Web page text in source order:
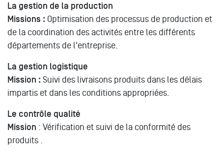
La gestion de la production
Missions : Optimisation des processus de production et
de la coordination des activités entre les différents
départements de l'entreprise.
La gestion logistique
Mission : Suivi des livraisons produits dans les délais
impartis et dans les conditions appropriées.
Le contrôle qualité
Mission : Vérification et suivi de la conformité des
produits .